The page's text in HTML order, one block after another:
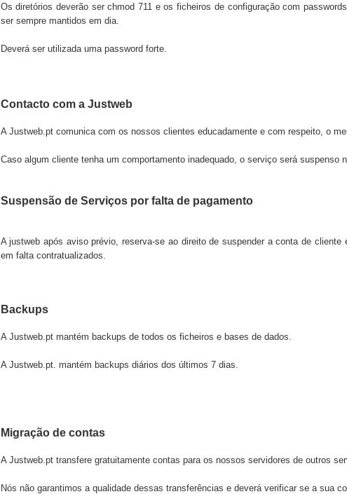
Os diretórios deverão ser chmod 711 e os ficheiros de configuração com
ser sempre mantidos em dia.
Deverá ser utilizada uma password forte.
Contacto com a Justweb
A Justweb.pt comunica com os nossos clientes educadamente e com respeito, o
Caso algum cliente tenha um comportamento inadequado, o serviço será suspenso
Suspensão de Serviços por falta de pagamento
A justweb após aviso prévio, reserva-se ao direito de suspender a conta de
em falta contratualizados.
Backups
A Justweb.pt mantém backups de todos os ficheiros e bases de dados.
A Justweb.pt. mantém backups diários dos últimos 7 dias.
Migração de contas
A Justweb.pt transfere gratuitamente contas para os nossos servidores de outros
Nós não garantimos a qualidade dessas transferências e deverá verificar se a sua